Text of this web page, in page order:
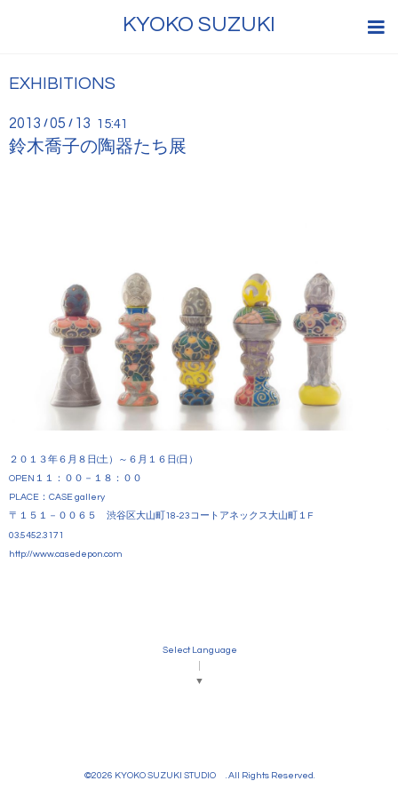
KYOKO SUZUKI
EXHIBITIONS
2013 /05 / 13 15:41
鈴木喬子の陶器たち展
２０１３年６月８日(土）～６月１６日(日）
OPEN１１：００－１８：００
PLACE：CASE gallery
〒１５１－００６５ 渋谷区大山町18-23コートアネックス大山町１F
03.5452.3171
http://www.casedepon.com
Select Language
▼
©2026 KYOKO SUZUKI STUDIO . All Rights Reserved.